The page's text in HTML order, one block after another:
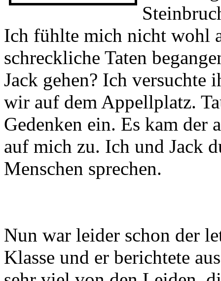
Ich fühlte mich nicht wohl
schreckliche Taten
Jack gehen? Ich versuchte
wir auf dem Appellplatz.
Gedenken ein. Es kam der
Menschen sprechen.